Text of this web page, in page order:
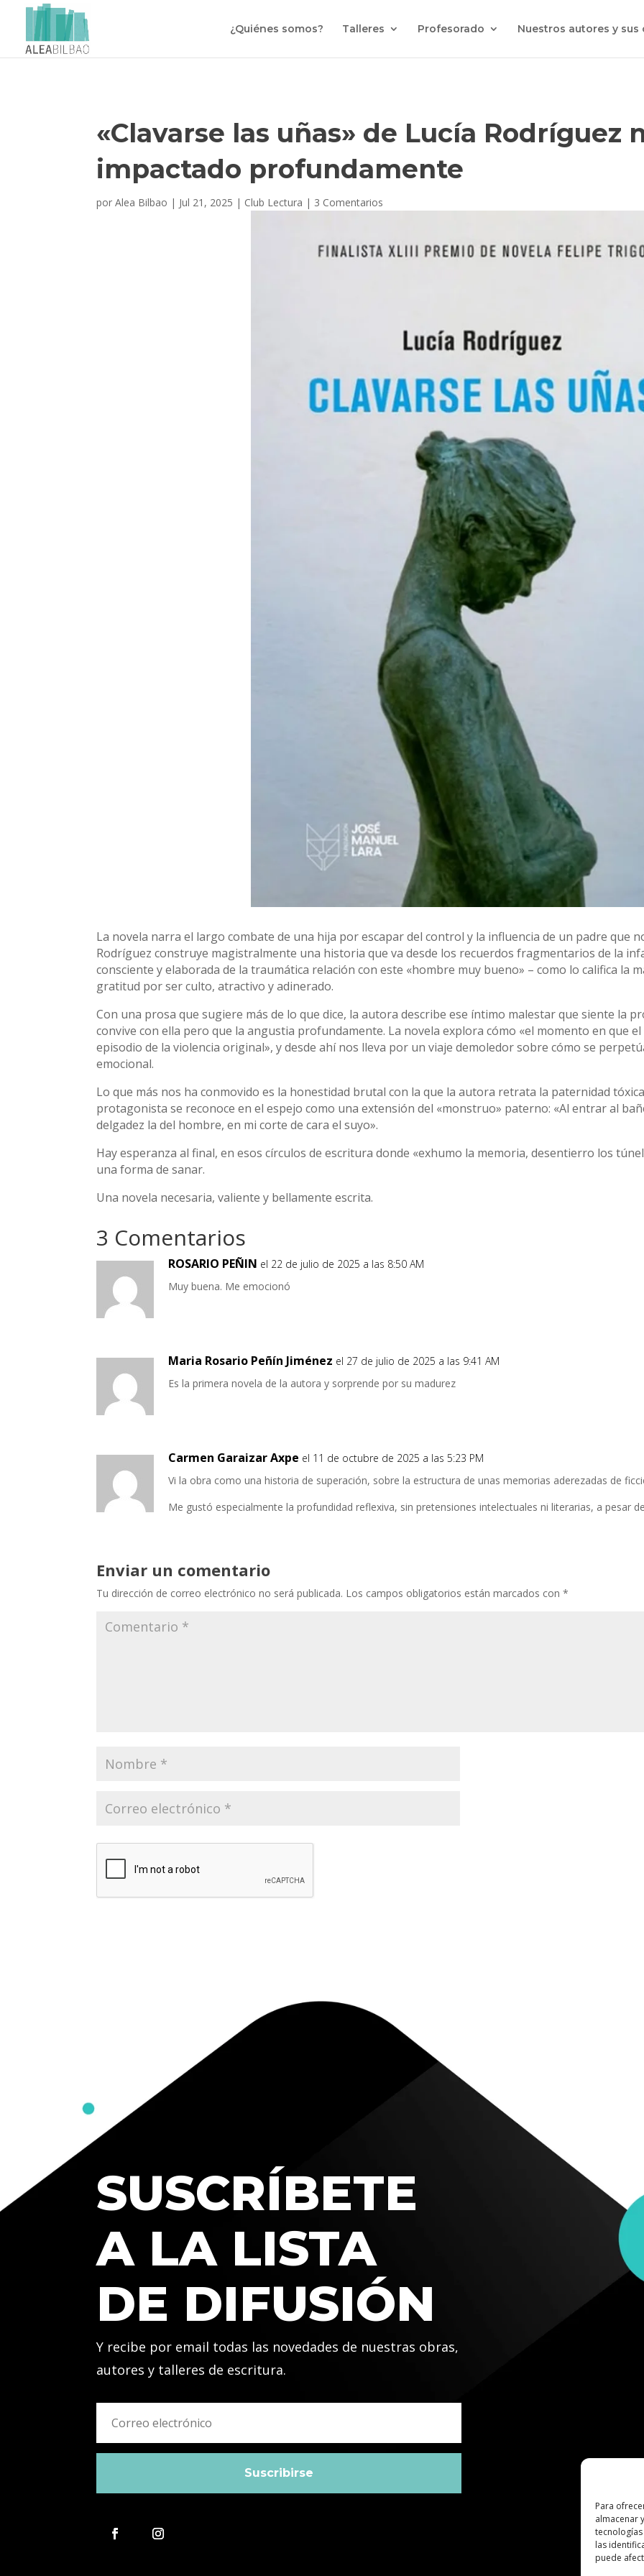
Para
almacenar
las
puede
¿Quiénes somos? Talleres Profesorado Nuestros autores y sus
«Clavarse las uñas» de Lucía Rodríguez
impactado profundamente
porAlea Bilbao | Jul 21, 2025 | Club Lectura | 3 Comentarios
La novela narra el largo combate de una hija por escapar del control y la influencia de un padre que
Rodríguez construye magistralmente una historia que va desde los recuerdos fragmentarios de la
consciente y elaborada de la traumática relación con este «hombre muy bueno» – como lo califica la
gratitud por ser culto, atractivo y adinerado.
Con una prosa que sugiere más de lo que dice, la autora describe ese íntimo malestar que siente la
convive con ella pero que la angustia profundamente. La novela explora cómo «el momento en que
episodio de la violencia original», y desde ahí nos lleva por un viaje demoledor sobre cómo se
emocional.
Lo que más nos ha conmovido es la honestidad brutal con la que la autora retrata la paternidad
protagonista se reconoce en el espejo como una extensión del «monstruo» paterno: «Al entrar al
delgadez la del hombre, en mi corte de cara el suyo».
Hay esperanza al final, en esos círculos de escritura donde «exhumo la memoria, desentierro los
una forma de sanar.
Una novela necesaria, valiente y bellamente escrita.
3 Comentarios
ROSARIO PEÑIN el 22 de julio de 2025 a las 8:50 AM
Muy buena. Me emocionó
Maria Rosario Peñín Jiménez el 27 de julio de 2025 a las 9:41 AM
Es la primera novela de la autora y sorprende por su madurez
Carmen Garaizar Axpe el 11 de octubre de 2025 a las 5:23 PM
Vi la obra como una historia de superación, sobre la estructura de unas memorias aderezadas de
Me gustó especialmente la profundidad reflexiva, sin pretensiones intelectuales ni literarias, a pesar
Enviar un comentario
Tu dirección de correo electrónico no será publicada. Los campos obligatorios están marcados con*
SUSCRÍBETE
A LA LISTA
DE DIFUSIÓN
Y recibe por email todas las novedades de nuestras obras,
autores y talleres de escritura.
Suscribirse